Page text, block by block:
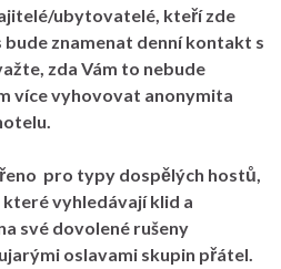
ubytovatelé, kteří zde
znamenat denní kontakt s
zda Vám to nebude
více vyhovovat anonymita
pro typy dospělých hostů,
vyhledávají klid a
své dovolené rušeny
oslavami skupin přátel.